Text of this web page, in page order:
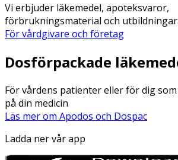
Vi erbjuder läkemedel, apoteksvaror,
förbrukningsmaterial och utbildningar.
För vårdgivare och företag
Dosförpackade
För vårdens patienter eller för dig
på din medicin
Läs mer om Apodos och Dospac
Ladda ner vår app